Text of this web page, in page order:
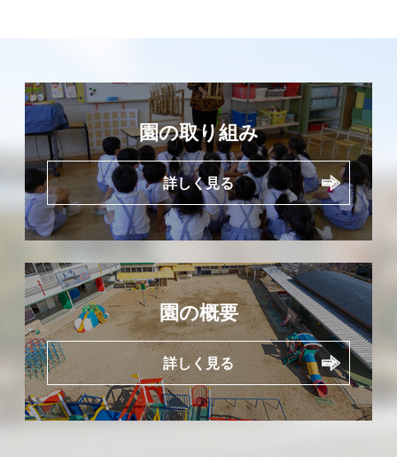
園の概要
詳しく見る
園の取り組み
詳しく見る